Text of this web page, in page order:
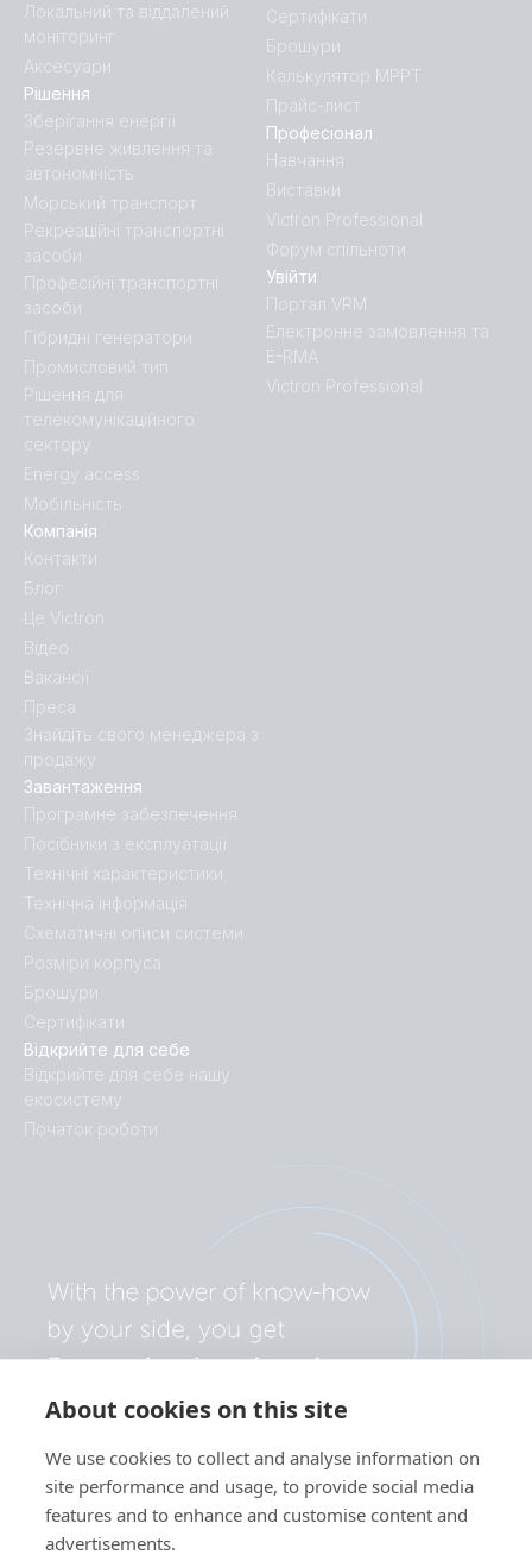
About cookies on this site
We use cookies to collect and analyse information on
site performance and usage, to provide social media
features and to enhance and customise content and
advertisements.
Локальний та віддалений
моніторинг
Аксесуари
Відкрийте для себе
Відкрийте для себе нашу
екосистему
Початок роботи
Завантаження
Програмне забезпечення
Посібники з експлуатації
Технічні характеристики
Технічна інформація
Схематичні описи системи
Розміри корпуса
Брошури
Сертифікати
Рішення
Зберігання енергії
Резервне живлення та
автономність
Морський транспорт
Рекреаційні транспортні
засоби
Професійні транспортні
засоби
Гібридні генератори
Промисловий тип
Рішення для
телекомунікаційного
сектору
Energy access
Мобільність
Компанія
Контакти
Блог
Це Victron
Відео
Вакансії
Преса
Знайдіть свого менеджера з
продажу
Сертифікати
Брошури
Калькулятор MPPT
Прайс-лист
Професіонал
Навчання
Виставки
Victron Professional
Форум спільноти
Увійти
Портал VRM
Електронне замовлення та
E-RMA
Victron Professional